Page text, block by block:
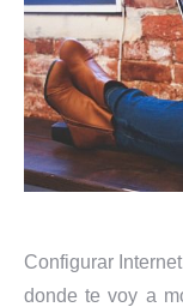
Configurar
donde te voy a